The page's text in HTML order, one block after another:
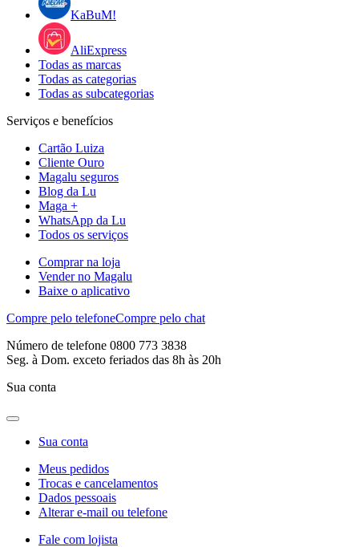
KaBuM!
AliExpress
Todas as marcas
Todas as categorias
Todas as subcategorias
Serviços e benefícios
Cartão Luiza
Cliente Ouro
Magalu seguros
Blog da Lu
Maga +
WhatsApp da Lu
Todos os serviços
Comprar na loja
Vender no Magalu
Baixe o aplicativo
Compre pelo telefoneCompre pelo chat
Número de telefone 0800 773 3838
Seg. à Dom. exceto feriados das 8h às 20h
Sua conta
Sua conta
Meus pedidos
Trocas e cancelamentos
Dados pessoais
Alterar e-mail ou telefone
Fale com lojista